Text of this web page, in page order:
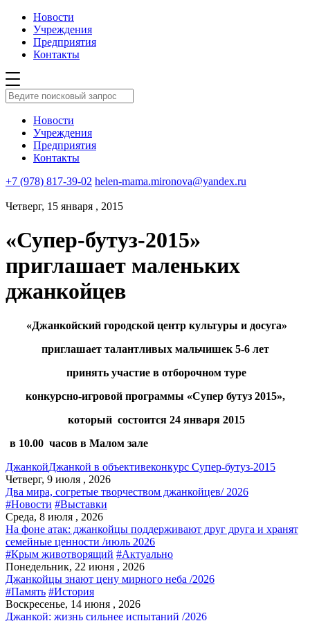
Новости
Учреждения
Предприятия
Контакты
Новости
Учреждения
Предприятия
Контакты
+7 (978) 817-39-02 helen-mama.mironova@yandex.ru
Четверг, 15 января , 2015
«Супер-бутуз-2015»
приглашает маленьких
джанкойцев
«Джанкойский городской центр культуры и досуга»
приглашает талантливых мальчишек 5-6 лет
принять участие в отборочном туре
конкурсно-игровой программы «Супер бутуз 2015»,
который состоится 24 января 2015
в 10.00 часов в Малом зале
ДжанкойДжанкой в объективеконкурс Супер-бутуз-2015
Четверг, 9 июля , 2026
Два мира, согретые творчеством джанкойцев/ 2026
#Новости #Выставки
Среда, 8 июля , 2026
На фоне атак: джанкойцы поддерживают друг друга и хранят
семейные ценности /июль 2026
#Крым животворящий #Актуально
Понедельник, 22 июня , 2026
Джанкойцы знают цену мирного неба /2026
#Память #История
Воскресенье, 14 июня , 2026
Джанкой: жизнь сильнее испытаний /2026